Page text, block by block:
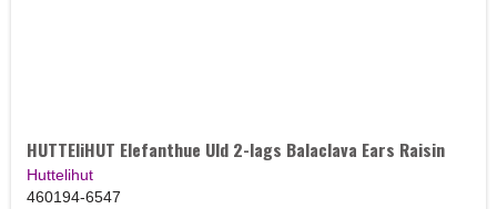
HUTTEliHUT Elefanthue Uld 2-lags Balaclava Ears Raisin
Huttelihut
460194-6547